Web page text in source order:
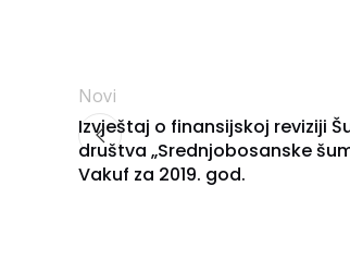
Novi
Izvještaj o finansijskoj reviziji
društva „Srednjobosanske
Vakuf za 2019. god.